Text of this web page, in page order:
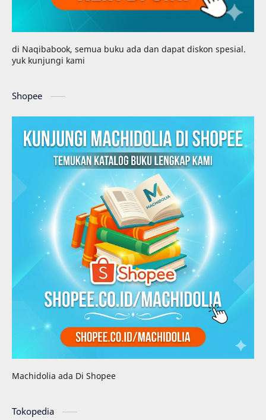
di Naqibabook, semua buku ada dan dapat diskon spesial.
yuk kunjungi kami
Shopee
Machidolia ada Di Shopee
Tokopedia